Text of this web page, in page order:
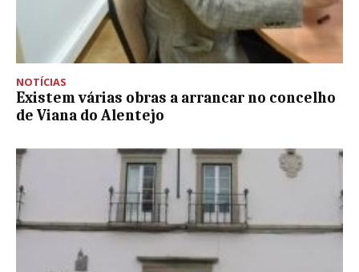
NOTÍCIAS
Existem várias obras a arrancar no concelho
de Viana do Alentejo